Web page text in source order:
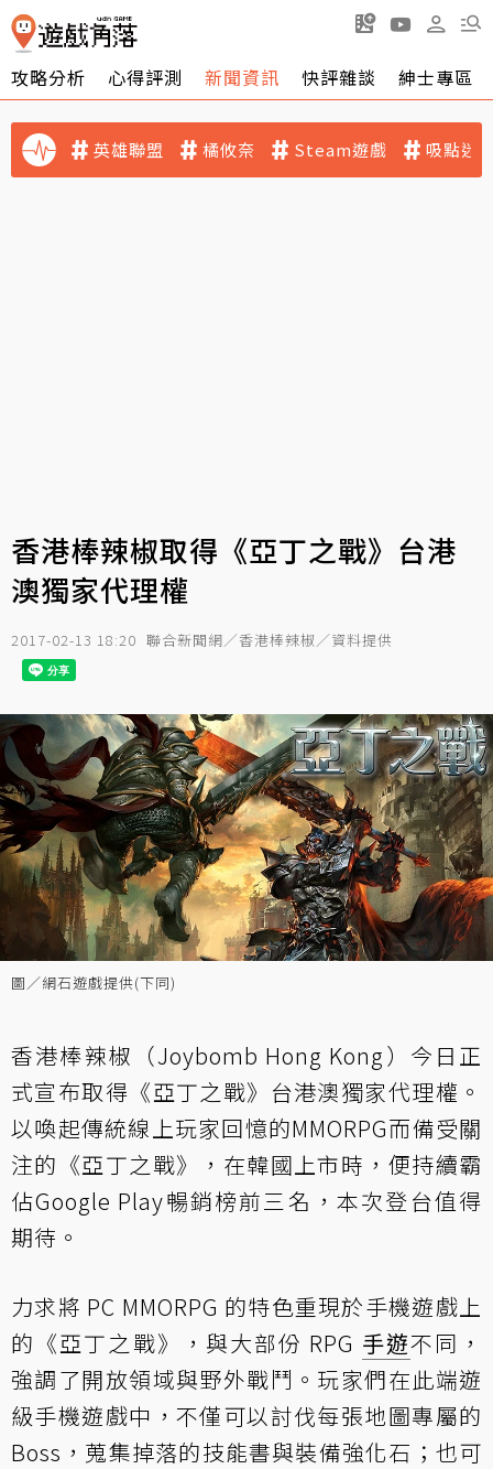
攻略分析 心得評測 新聞資訊 快評雜談 紳士專區
英雄聯盟 橘攸奈 Steam遊戲 吸點迷
香港棒辣椒取得《亞丁之戰》台港
澳獨家代理權
2017-02-13 18:20 聯合新聞網／香港棒辣椒／資料提供
圖／網石遊戲提供(下同)
香港棒辣椒（Joybomb Hong Kong）今日正
式宣布取得《亞丁之戰》台港澳獨家代理權。
以喚起傳統線上玩家回憶的MMORPG而備受關
注的《亞丁之戰》，在韓國上市時，便持續霸
佔Google Play暢銷榜前三名，本次登台值得
期待。
力求將 PC MMORPG 的特色重現於手機遊戲上
的《亞丁之戰》，與大部份 RPG 手遊不同，
強調了開放領域與野外戰鬥。玩家們在此端遊
級手機遊戲中，不僅可以討伐每張地圖專屬的
Boss，蒐集掉落的技能書與裝備強化石；也可